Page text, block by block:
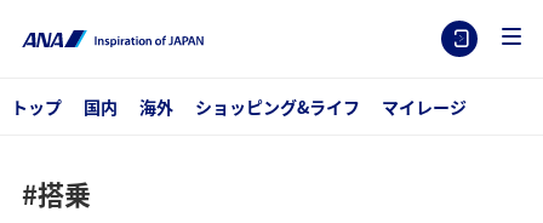
トップ 国内 海外 ショッピング&ライフ マイレージ
#搭乗